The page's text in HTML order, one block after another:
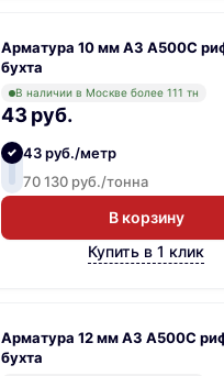
Арматура 10 мм А3 А500С
бухта
В наличии в Москве более 111 тн
43 руб.
43 руб./метр
70 130 руб./тонна
В корзину
Купить в 1 клик
Арматура 12 мм А3 А500С
бухта